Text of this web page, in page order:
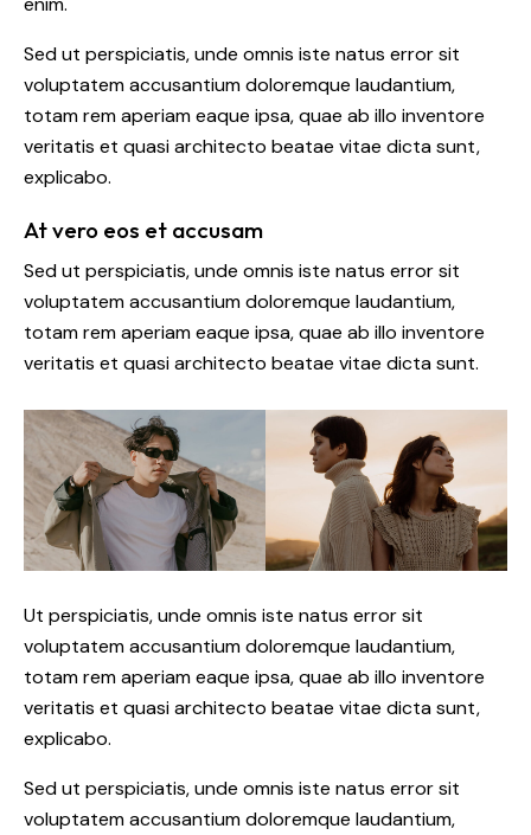
Sed ut perspiciatis, unde omnis iste natus error sit
voluptatem accusantium doloremque laudantium,
totam rem aperiam eaque ipsa, quae ab illo inventore
veritatis et quasi architecto beatae vitae dicta sunt,
explicabo.
At vero eos et accusam
Sed ut perspiciatis, unde omnis iste natus error sit
voluptatem accusantium doloremque laudantium,
totam rem aperiam eaque ipsa, quae ab illo inventore
veritatis et quasi architecto beatae vitae dicta sunt.
Ut perspiciatis, unde omnis iste natus error sit
voluptatem accusantium doloremque laudantium,
totam rem aperiam eaque ipsa, quae ab illo inventore
veritatis et quasi architecto beatae vitae dicta sunt,
explicabo.
Sed ut perspiciatis, unde omnis iste natus error sit
voluptatem accusantium doloremque laudantium,